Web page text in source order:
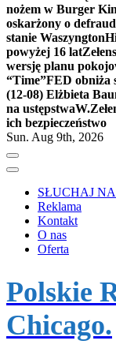
nożem w Burger
oskarżony o
stanie Waszyngton
powyżej 16 lat
wersję planu
“Time”FED obniża
(12-08) Elżbieta
na ustępstwa
ich bezpieczeństwo
Sun. Aug 9th, 2026
SŁUCHAJ
Reklama
Kontakt
O nas
Oferta
Polskie
Chicago.